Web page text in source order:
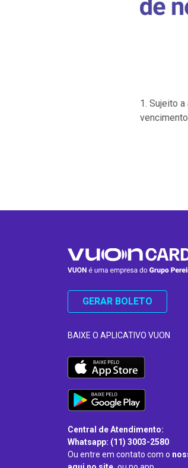
1. Sujeito
GERAR BOLETO
BAIXE O APLICATIVO VUON
Central de Atendimento:
Whatsapp: (11) 3003-2580
Ou entre em contato com o